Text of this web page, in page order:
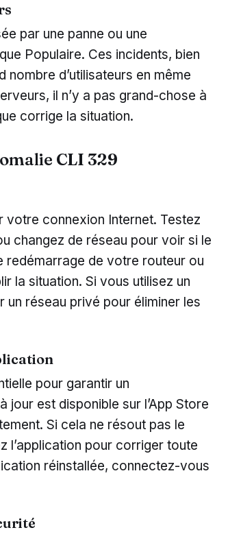
par une panne ou une
Populaire. Ces incidents, bien
d’utilisateurs en même
il n’y a pas grand-chose à
corrige la situation.
CLI 329
connexion Internet. Testez
changez de réseau pour voir si le
redémarrage de votre routeur ou
la situation. Si vous utilisez un
réseau privé pour éliminer les
pour garantir un
jour est disponible sur l’App Store
Si cela ne résout pas le
l’application pour corriger toute
réinstallée, connectez-vous